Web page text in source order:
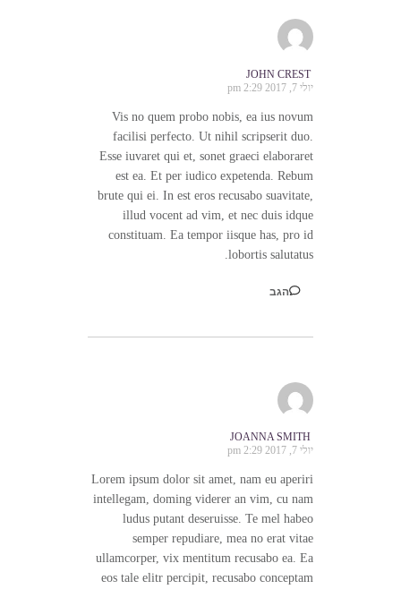
JOHN CREST
יולי 7, 2017 2:29 pm
Vis no quem probo nobis, ea ius novum
facilisi perfecto. Ut nihil scripserit duo.
Esse iuvaret qui et, sonet graeci elaboraret
est ea. Et per iudico expetenda. Rebum
brute qui ei. In est eros recusabo suavitate,
illud vocent ad vim, et nec duis idque
constituam. Ea tempor iisque has, pro id
lobortis salutatus.
הגב
JOANNA SMITH
יולי 7, 2017 2:29 pm
Lorem ipsum dolor sit amet, nam eu aperiri
intellegam, doming viderer an vim, cu nam
ludus putant deseruisse. Te mel habeo
semper repudiare, mea no erat vitae
ullamcorper, vix mentitum recusabo ea. Ea
eos tale elitr percipit, recusabo conceptam